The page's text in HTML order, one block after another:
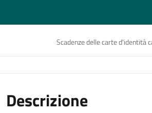
Scadenze delle carte d'identità
Descrizione